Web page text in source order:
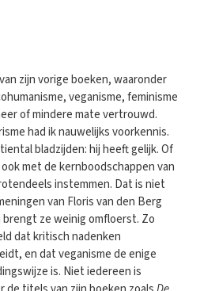
zijn vorige boeken, waaronder
veganisme, feminisme
of mindere mate vertrouwd.
had ik nauwelijks voorkennis.
bladzijden: hij heeft gelijk. Of
met de kernboodschappen van
instemmen. Dat is niet
van Floris van den Berg
brengt ze weinig omfloerst. Zo
dat kritisch nadenken
en dat veganisme de enige
is. Niet iedereen is